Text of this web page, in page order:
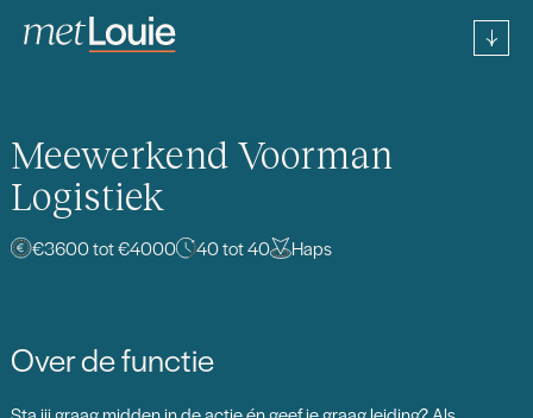
Meewerkend Voorman
Logistiek
€3600 tot €4000 40 tot 40 Haps
Over de functie